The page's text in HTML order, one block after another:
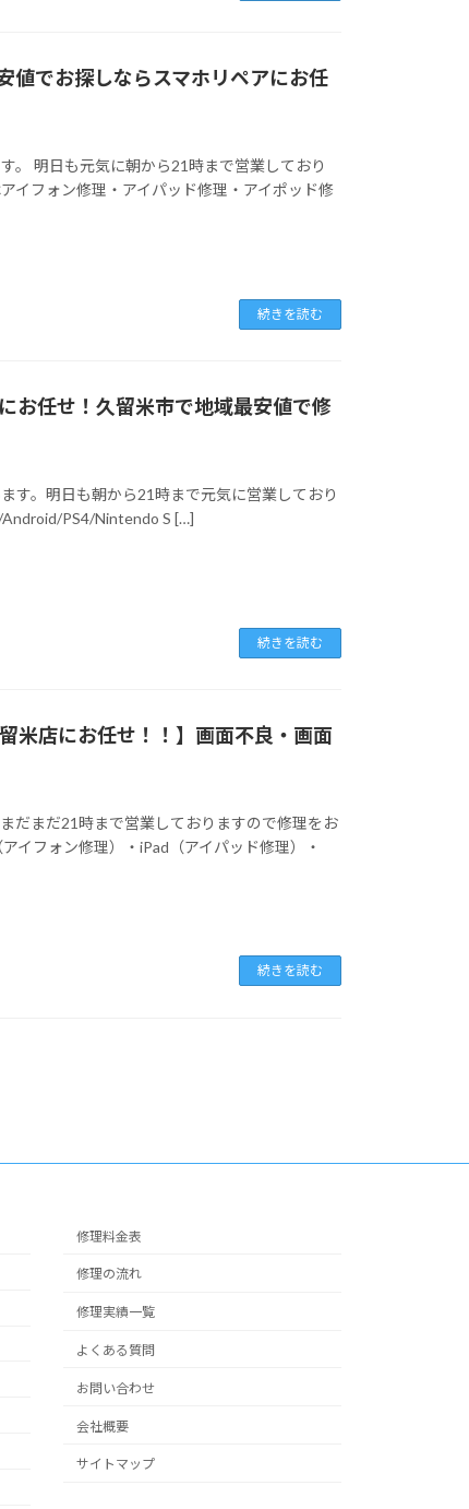
値でお探しならスマホリペアにお任
。 明日も元気に朝から21時まで営業しており
イフォン修理・アイパッド修理・アイポッド修
続きを読む
お任せ！久留米市で地域最安値で修
す。明日も朝から21時まで元気に営業しており
PS4/Nintendo S […]
続きを読む
米店にお任せ！！】画面不良・画面
だまだ21時まで営業しておりますので修理をお
イフォン修理）・iPad（アイパッド修理）・
続きを読む
修理料金表
修理の流れ
修理実績一覧
よくある質問
お問い合わせ
会社概要
サイトマップ